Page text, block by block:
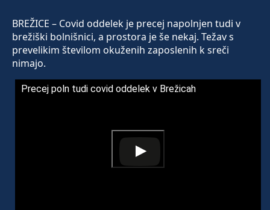
BREŽICE – Covid oddelek je precej napolnjen tudi v
brežiški bolnišnici, a prostora je še nekaj. Težav s
prevelikim številom okuženih zaposlenih k sreči
nimajo.
Precej poln tudi covid oddelek v Brežicah